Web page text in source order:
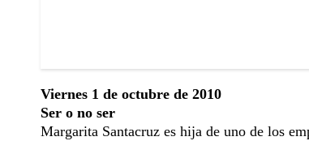
Viernes 1 de octubre de 2010
Ser o no ser
Margarita Santacruz es hija de uno de los